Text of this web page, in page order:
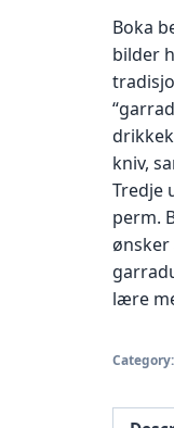
Boka
bilder
kniv,
Tredje
perm.
ønsker
lære
Category: